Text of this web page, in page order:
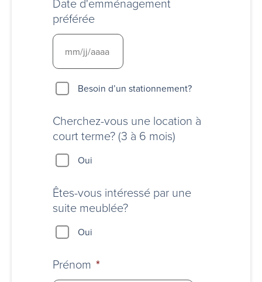
Date d'emménagement
préférée
Besoin
stationnement?
Besoin d’un stationnement?
Cherchez-vous une location à
court terme? (3 à 6 mois)
Oui
Êtes-vous intéressé par une
suite meublée?
Oui
Prénom *